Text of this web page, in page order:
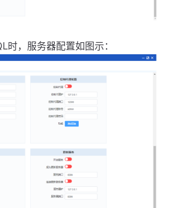
时，服务器配置如图示：